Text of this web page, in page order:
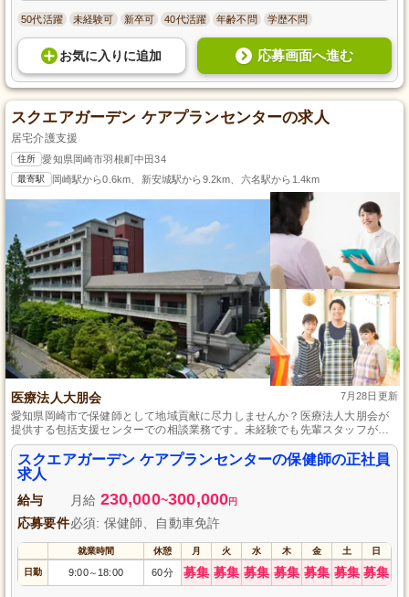
50代活躍 未経験可 新卒可 40代活躍 年齢不問 学歴不問
お気に入り に追加 応募画面へ進む
スクエアガーデン ケアプランセンターの求人
居宅介護支援
住所 愛知県岡崎市羽根町中田34
最寄駅 岡崎駅から0.6km、新安城駅から9.2km、六名駅から1.4km
医療法人大朋会 7月28日更新
愛知県岡崎市で保健師として地域貢献に尽力しませんか？医療法人大朋会が
提供する包括支援センターでの相談業務です。未経験でも先輩スタッフがサ
ポートし、成長をバックアップします。地域の健康を守る重要な役割を担
い、充実した研修制度とともに安定した正社員としてのキャリアを築きまし
ょう。あなたの専門性を活かし、私たちと共に新たな挑戦を始めませんか？
スクエアガーデン ケアプランセンターの保健師の正社員
求人
給与 月給 230,000~300,000円
応募要件必須: 保健師、自動車免許
就業時間 休憩 月 火 水 木 金 土 日
日勤 9:00～ 18:00 60分 募集 募集 募集 募集 募集 募集 募集